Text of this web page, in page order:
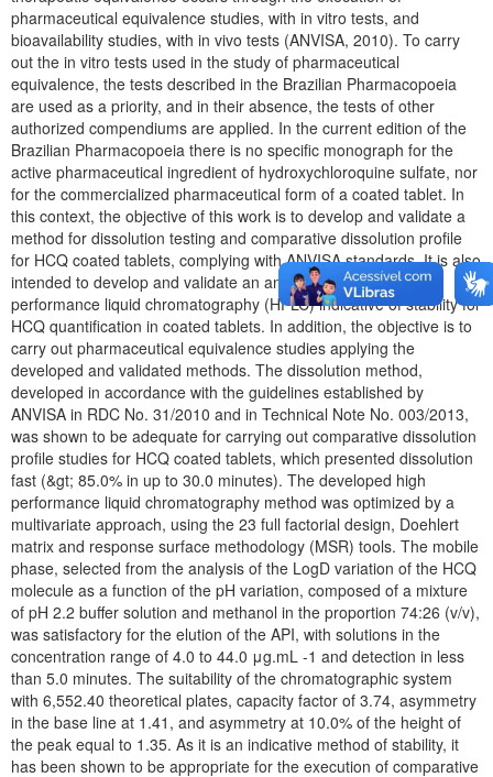
pharmaceutical equivalence studies, with in vitro tests, and
bioavailability studies, with in vivo tests (ANVISA, 2010). To carry
out the in vitro tests used in the study of pharmaceutical
equivalence, the tests described in the Brazilian Pharmacopoeia
are used as a priority, and in their absence, the tests of other
authorized compendiums are applied. In the current edition of the
Brazilian Pharmacopoeia there is no specific monograph for the
active pharmaceutical ingredient of hydroxychloroquine sulfate, nor
for the commercialized pharmaceutical form of a coated tablet. In
this context, the objective of this work is to develop and validate a
method for dissolution testing and comparative dissolution profile
for HCQ coated tablets, complying with ANVISA standards. It is also
intended to develop and validate an analytical method of high
performance liquid chromatography (HPLC) indicative of stability for
HCQ quantification in coated tablets. In addition, the objective is to
carry out pharmaceutical equivalence studies applying the
developed and validated methods. The dissolution method,
developed in accordance with the guidelines established by
ANVISA in RDC No. 31/2010 and in Technical Note No. 003/2013,
was shown to be adequate for carrying out comparative dissolution
profile studies for HCQ coated tablets, which presented dissolution
fast (&gt; 85.0% in up to 30.0 minutes). The developed high
performance liquid chromatography method was optimized by a
multivariate approach, using the 23 full factorial design, Doehlert
matrix and response surface methodology (MSR) tools. The mobile
phase, selected from the analysis of the LogD variation of the HCQ
molecule as a function of the pH variation, composed of a mixture
of pH 2.2 buffer solution and methanol in the proportion 74:26 (v/v),
was satisfactory for the elution of the API, with solutions in the
concentration range of 4.0 to 44.0 μg.mL -1 and detection in less
than 5.0 minutes. The suitability of the chromatographic system
with 6,552.40 theoretical plates, capacity factor of 3.74, asymmetry
in the base line at 1.41, and asymmetry at 10.0% of the height of
the peak equal to 1.35. As it is an indicative method of stability, it
has been shown to be appropriate for the execution of comparative